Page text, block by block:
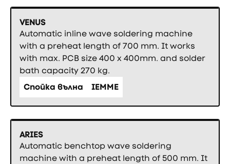
VENUS
Automatic inline wave soldering machine
with a preheat length of 700 mm. It works
with max. PCB size 400 x 400mm. and solder
bath capacity 270 kg.
Спойка вълна
IEMME
ARIES
Automatic benchtop wave soldering
machine with a preheat length of 500 mm. It